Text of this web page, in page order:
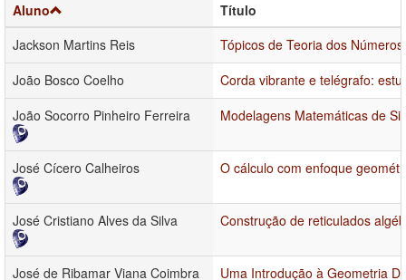
Aluno
Título
Jackson Martins Reis
Tópicos de Teoria dos
João Bosco Coelho
Corda vibrante e telégrafo:
João Socorro Pinheiro Ferreira
Modelagens Matemáticas de
José Cícero Calheiros O cálculo com enfoque
José Cristiano Alves da Silva Construção de reticulados
José de Ribamar Viana Coimbra
Uma Introdução à Geometria